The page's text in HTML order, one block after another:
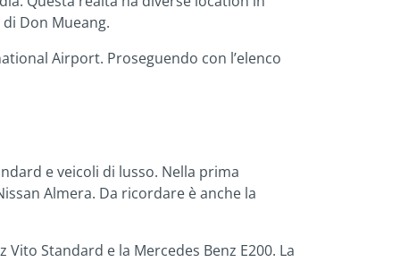
Don Mueang.
Airport. Proseguendo con l’elenco
e veicoli di lusso. Nella prima
Almera. Da ricordare è anche la
Standard e la Mercedes Benz E200. La